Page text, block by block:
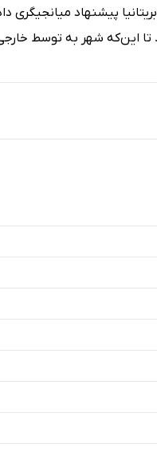
پیشنهاد میانجیگری
این‌که شهر به توسط